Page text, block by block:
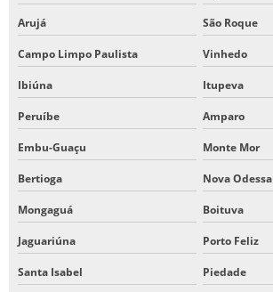
Arujá São Roque
Campo Limpo Paulista Vinhedo
Ibiúna Itupeva
Peruíbe Amparo
Embu-Guaçu Monte Mor
Bertioga Nova Odessa
Mongaguá Boituva
Jaguariúna Porto Feliz
Santa Isabel Piedade